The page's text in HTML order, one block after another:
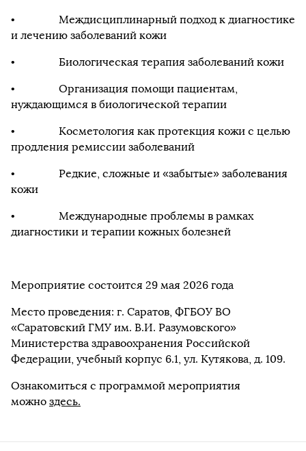
• Междисциплинарный подход к диагностике
и лечению заболеваний кожи
• Биологическая терапия заболеваний кожи
• Организация помощи пациентам,
нуждающимся в биологической терапии
• Косметология как протекция кожи с целью
продления ремиссии заболеваний
• Редкие, сложные и «забытые» заболевания
кожи
• Международные проблемы в рамках
диагностики и терапии кожных болезней
Мероприятие состоится 29 мая 2026 года
Место проведения: г. Саратов, ФГБОУ ВО
«Саратовский ГМУ им. В.И. Разумовского»
Министерства здравоохранения Российской
Федерации, учебный корпус 6.1, ул. Кутякова, д. 109.
Ознакомиться с программой мероприятия
можно здесь.